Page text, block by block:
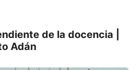
de la docencia |
Adán